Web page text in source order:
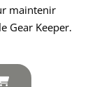
maintenir
Gear Keeper.